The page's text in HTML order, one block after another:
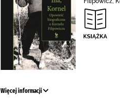
Więcej informacji